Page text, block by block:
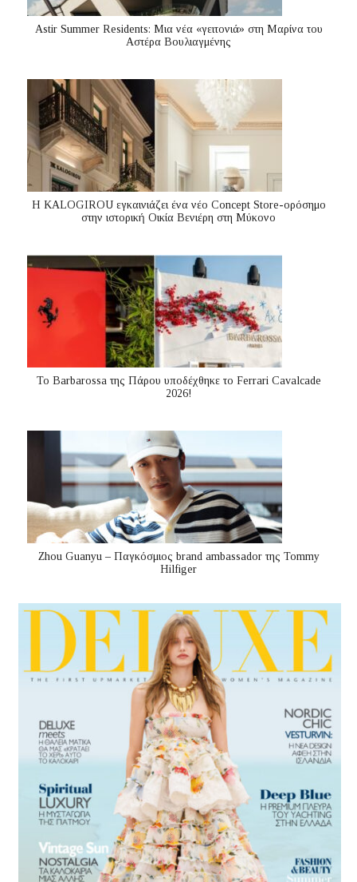
Astir Summer Residents: Μια νέα «γειτονιά» στη Μαρίνα του
Αστέρα Βουλιαγμένης
Η KALOGIROU εγκαινιάζει ένα νέο Concept Store-ορόσημο
στην ιστορική Οικία Βενιέρη στη Μύκονο
Το Barbarossa της Πάρου υποδέχθηκε το Ferrari Cavalcade
2026!
Zhou Guanyu – Παγκόσμιος brand ambassador της Tommy
Hilfiger